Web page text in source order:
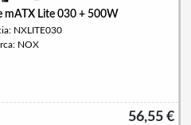
mATX Lite 030 + 500W
NXLITE030
NOX
56,55 €